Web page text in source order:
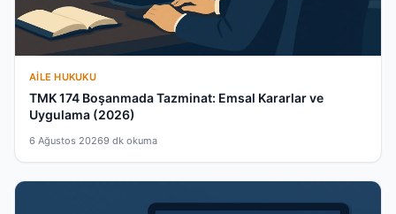
AILE HUKUKU
TMK 174 Boşanmada Tazminat: Emsal Kararlar ve
Uygulama (2026)
6 Ağustos 20269 dk okuma